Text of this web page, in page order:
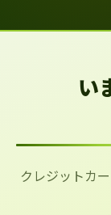
い
クレジットカ